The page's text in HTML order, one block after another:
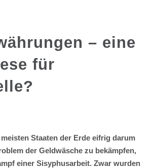
– eine
für
Staaten der Erde eifrig darum
der Geldwäsche zu bekämpfen,
einer Sisyphusarbeit. Zwar wurden